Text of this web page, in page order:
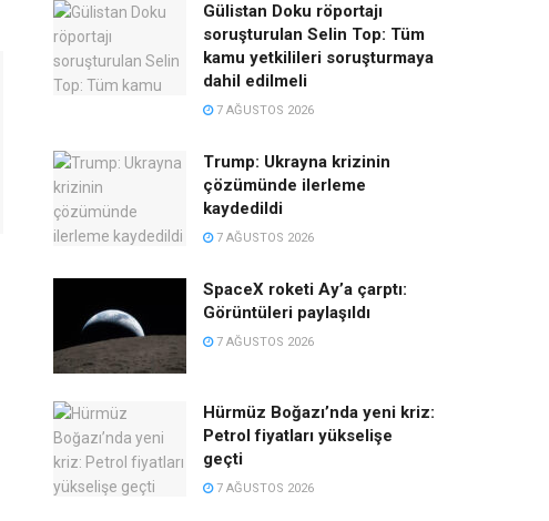
Gülistan Doku röportajı
soruşturulan Selin Top: Tüm
kamu yetkilileri soruşturmaya
dahil edilmeli
7 AĞUSTOS 2026
Trump: Ukrayna krizinin
çözümünde ilerleme
kaydedildi
7 AĞUSTOS 2026
SpaceX roketi Ay’a çarptı:
Görüntüleri paylaşıldı
7 AĞUSTOS 2026
Hürmüz Boğazı’nda yeni kriz:
Petrol fiyatları yükselişe
geçti
7 AĞUSTOS 2026